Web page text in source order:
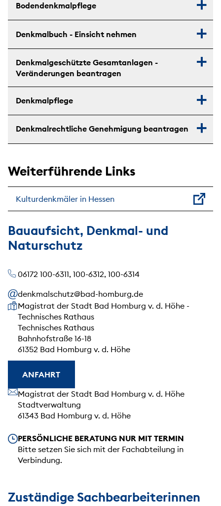
Bodendenkmalpflege
Denkmalbuch - Einsicht nehmen
Denkmalgeschützte Gesamtanlagen -
Veränderungen beantragen
Denkmalpflege
Denkmalrechtliche Genehmigung beantragen
Weiterführende Links
Kulturdenkmäler in Hessen
Bauaufsicht, Denkmal- und
Naturschutz
06172 100-6311, 100-6312, 100-6314
denkmalschutz@bad-homburg.de
Unsere Anschrift
Magistrat der Stadt Bad Homburg v. d. Höhe -
Technisches Rathaus
Technisches Rathaus
Bahnhofstraße 16-18
61352 Bad Homburg v. d. Höhe
ANFAHRT
Unsere Anschrift
Magistrat der Stadt Bad Homburg v. d. Höhe
Stadtverwaltung
61343 Bad Homburg v. d. Höhe
Unsere Öffnungszeiten
PERSÖNLICHE BERATUNG NUR MIT TERMIN
Bitte setzen Sie sich mit der Fachabteilung in
Verbindung.
Zuständige Sachbearbeiterinnen